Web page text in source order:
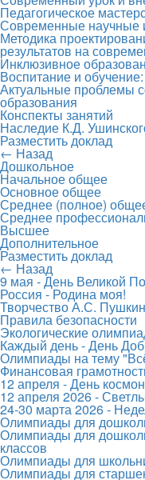
Педагогическое
Современные научные
Методика
результатов на
Инклюзивное
Воспитание и
Актуальные проблемы
образования
Конспекты занятий
Наследие К.Д.
Разместить доклад
← Назад
Дошкольное
Начальное общее
Основное общее
Среднее (полное)
Среднее
Высшее
Дополнительное
Разместить доклад
← Назад
9 мая - День Великой
Россия - Родина моя!
Творчество А.С.
Правила безопасности
Экологические
Каждый день - День
Олимпиады на тему
Финансовая
12 апреля - День
12 апреля 2026 -
24-30 марта 2026 -
Олимпиады для
Олимпиады для
классов
Олимпиады для
Олимпиады для